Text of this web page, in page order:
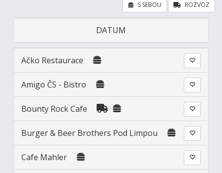
ROZVOZ
S SEBOU
DATUM
Ačko Restaurace
Amigo ČS - Bistro
Bounty Rock Cafe
Burger & Beer Brothers Pod Limpou
Cafe Mahler